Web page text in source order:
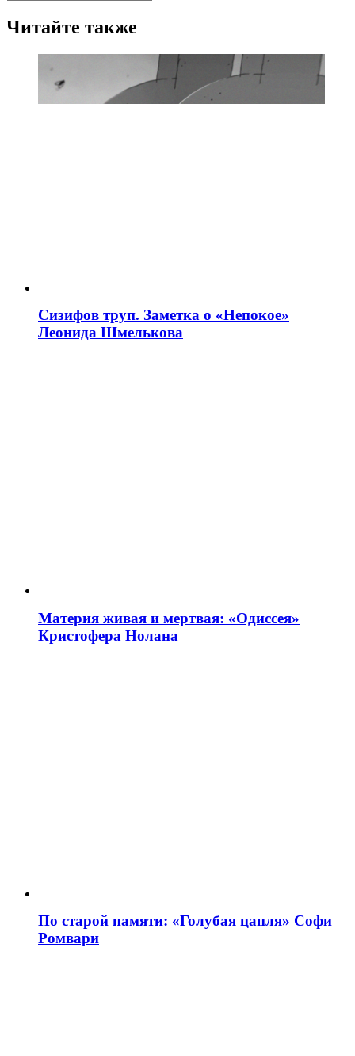
Читайте также
Сизифов труп. Заметка о «Непокое»
Леонида Шмелькова
Материя живая и мертвая: «Одиссея»
Кристофера Нолана
По старой памяти: «Голубая цапля» Софи
Ромвари